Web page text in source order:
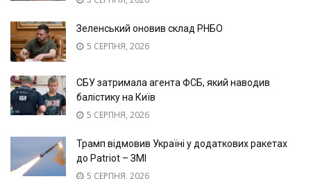
Зеленський оновив склад РНБО
5 СЕРПНЯ, 2026
СБУ затримала агента ФСБ, який наводив
балістику на Київ
5 СЕРПНЯ, 2026
Трамп відмовив Україні у додаткових ракетах
до Patriot – ЗМІ
5 СЕРПНЯ, 2026